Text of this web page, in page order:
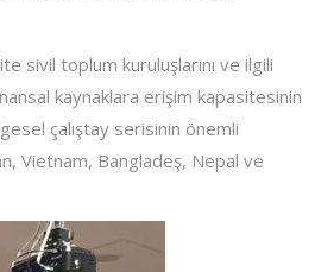
sivil toplum kuruluşlarını ve ilgili
kaynaklara erişim kapasitesinin
çalıştay serisinin önemli
Vietnam, Bangladeş, Nepal ve